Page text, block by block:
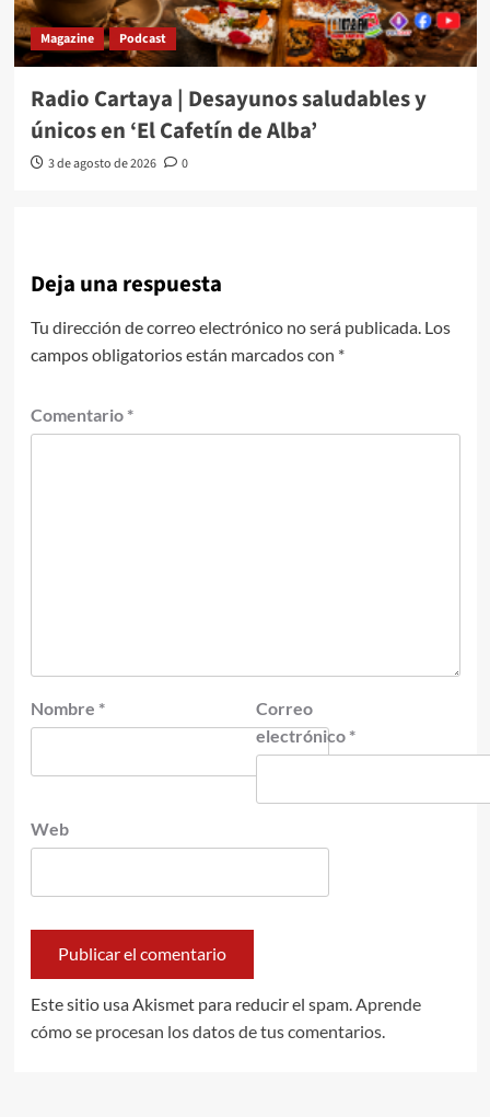
Magazine Podcast
Radio Cartaya | Desayunos saludables y
únicos en ‘El Cafetín de Alba’
3 de agosto de 2026 0
Deja una respuesta
Tu dirección de correo electrónico no será publicada. Los
campos obligatorios están marcados con *
Comentario *
Nombre *
Correo
electrónico *
Web
Este sitio usa Akismet para reducir el spam. Aprende
cómo se procesan los datos de tus comentarios.